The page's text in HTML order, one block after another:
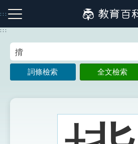
到
主
:::
注音索引圖示 筆畫索引圖示
:::
詞條檢索 全文檢索